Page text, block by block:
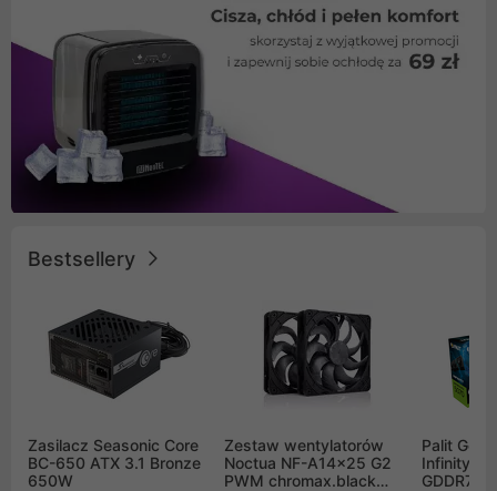
Bestsellery
Zasilacz Seasonic Core
BC-650 ATX 3.1 Bronze
650W
Zestaw wentylatorów
Noctua NF-A14x25 G2
PWM chromax.black
Palit
Infinity 3
GDDR7